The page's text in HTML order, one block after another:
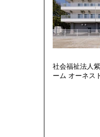
社会福祉法人
ーム オーネス